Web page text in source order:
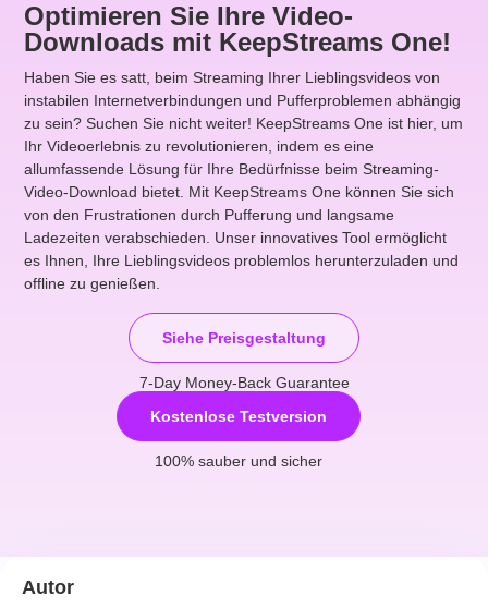
Optimieren Sie Ihre Video-
Downloads mit KeepStreams One!
Haben Sie es satt, beim Streaming Ihrer Lieblingsvideos von
instabilen Internetverbindungen und Pufferproblemen abhängig
zu sein? Suchen Sie nicht weiter! KeepStreams One ist hier, um
Ihr Videoerlebnis zu revolutionieren, indem es eine
allumfassende Lösung für Ihre Bedürfnisse beim Streaming-
Video-Download bietet. Mit KeepStreams One können Sie sich
von den Frustrationen durch Pufferung und langsame
Ladezeiten verabschieden. Unser innovatives Tool ermöglicht
es Ihnen, Ihre Lieblingsvideos problemlos herunterzuladen und
offline zu genießen.
Kostenlose Testversion
100% sauber und sicher
Siehe Preisgestaltung
7-Day Money-Back Guarantee
Autor